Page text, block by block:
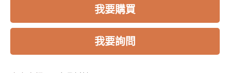
我要購買
我要詢問